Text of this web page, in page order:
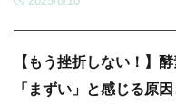
【もう挫折しない！】
「まずい」と感じる原